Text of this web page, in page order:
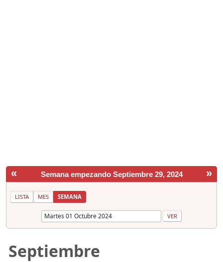
« »
Semana empezando Septiembre 29, 2024
LISTA MES SEMANA
Septiembre